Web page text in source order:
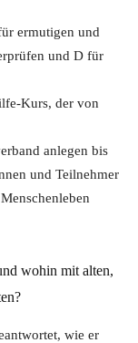
ermutigen und
und D für
Kurs, der von
anlegen bis
und Teilnehmer
wohin mit alten,
wie er